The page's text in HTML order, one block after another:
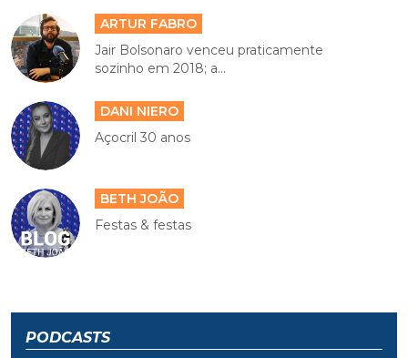
ARTUR FABRO
Jair Bolsonaro venceu praticamente
sozinho em 2018; a...
DANI NIERO
Açocril 30 anos
BETH JOÃO
Festas & festas
PODCASTS